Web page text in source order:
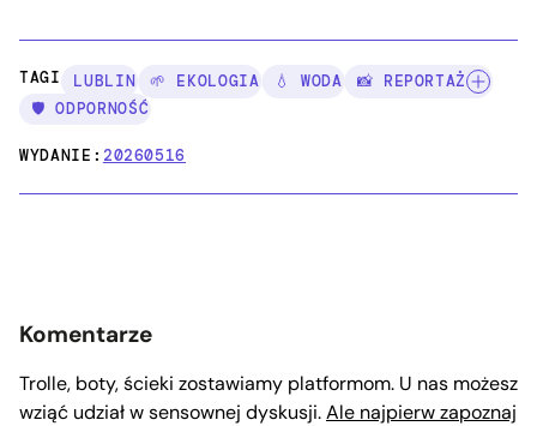
TAGI: LUBLIN 🌱 EKOLOGIA 💧 WODA
📸 REPORTAŻ
🛡️ ODPORNOŚĆ
WYDANIE:20260516
Komentarze
Trolle, boty, ścieki zostawiamy platformom. U nas możesz
wziąć udział w sensownej dyskusji.Ale najpierw zapoznaj